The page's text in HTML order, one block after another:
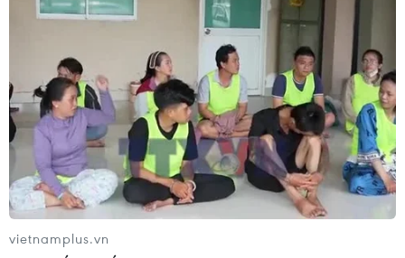
đồng, Đại học Kinh tế quốc dân nói gì?
Ngày 6/5, Tòa án nhân dân quận Hai Bà Trưng (Hà
Nội) mở phiên xét xử vụ ông Dương Thế Hảo kiện
Trường Đại học Kinh tế Quốc dân vì cho rằng trường giữ
bằng tốt nghiệp của ông suốt 25 năm.
vietnamplus.vn